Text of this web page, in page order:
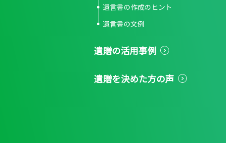
遺言書の作成のヒント
遺言書の文例
遺贈の活用事例
遺贈を決めた方の声